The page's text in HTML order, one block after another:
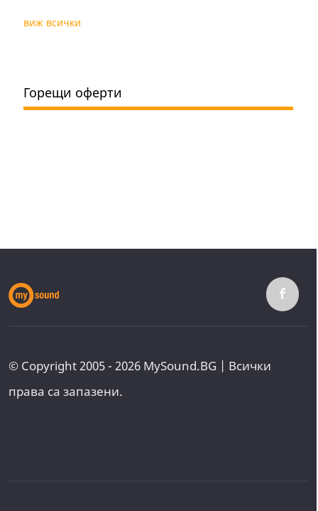
виж всички
Горещи оферти
© Copyright 2005 - 2026 MySound.BG | Всички
права са запазени.